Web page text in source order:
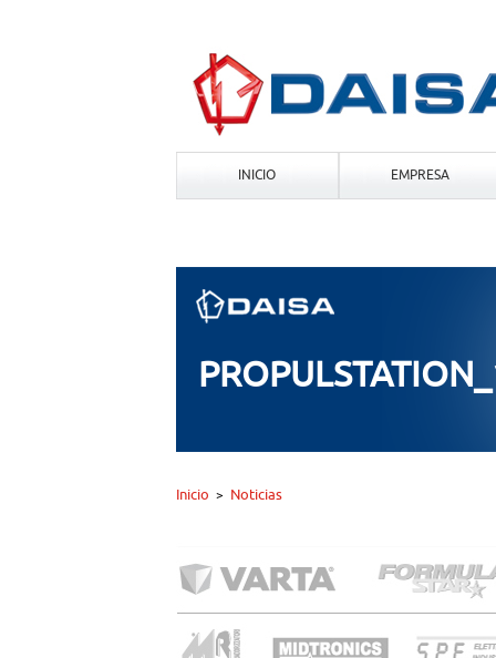
INICIO EMPRESA
Inicio > Noticias